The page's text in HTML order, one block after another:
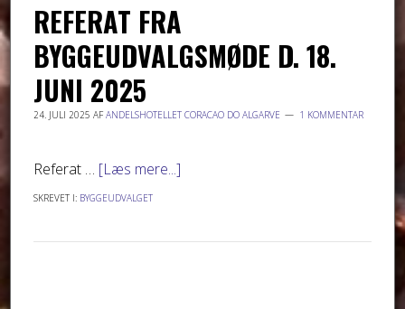
REFERAT FRA
BYGGEUDVALGSMØDE D. 18.
JUNI 2025
24. JULI 2025 AFANDELSHOTELLET CORACAO DO ALGARVE 1 KOMMENTAR
Referat … [Læs mere...]
SKREVET I: BYGGEUDVALGET